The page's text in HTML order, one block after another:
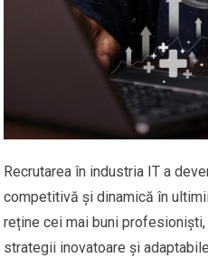
Recrutarea în industria IT a
competitivă și dinamică în
reține cei mai buni
strategii inovatoare și